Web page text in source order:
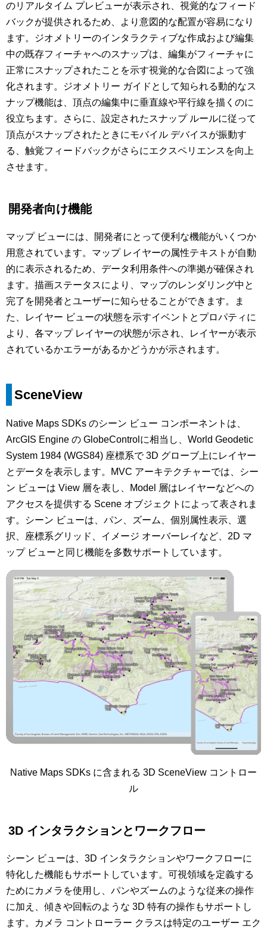
のリアルタイム プレビューが表示され、視覚的なフィード
バックが提供されるため、より意図的な配置が容易になり
ます。ジオメトリーのインタラクティブな作成および編集
中の既存フィーチャへのスナップは、編集がフィーチャに
正常にスナップされたことを示す視覚的な合図によって強
化されます。ジオメトリー ガイドとして知られる動的なス
ナップ機能は、頂点の編集中に垂直線や平行線を描くのに
役立ちます。さらに、設定されたスナップ ルールに従って
頂点がスナップされたときにモバイル デバイスが振動す
る、触覚フィードバックがさらにエクスペリエンスを向上
させます。
開発者向け機能
マップ ビューには、開発者にとって便利な機能がいくつか
用意されています。マップ レイヤーの属性テキストが自動
的に表示されるため、データ利用条件への準拠が確保され
ます。描画ステータスにより、マップのレンダリング中と
完了を開発者とユーザーに知らせることができます。ま
た、レイヤー ビューの状態を示すイベントとプロパティに
より、各マップ レイヤーの状態が示され、レイヤーが表示
されているかエラーがあるかどうかが示されます。
SceneView
Native Maps SDKs のシーン ビュー コンポーネントは、
ArcGIS Engine の GlobeControlに相当し、World Geodetic
System 1984 (WGS84) 座標系で 3D グローブ上にレイヤー
とデータを表示します。MVC アーキテクチャーでは、シー
ン ビューは View 層を表し、Model 層はレイヤーなどへの
アクセスを提供する Scene オブジェクトによって表されま
す。シーン ビューは、パン、ズーム、個別属性表示、選
択、座標系グリッド、イメージ オーバーレイなど、2D マ
ップ ビューと同じ機能を多数サポートしています。
Native Maps SDKs に含まれる 3D SceneView コントロー
ル
3D インタラクションとワークフロー
シーン ビューは、3D インタラクションやワークフローに
特化した機能もサポートしています。可視領域を定義する
ためにカメラを使用し、パンやズームのような従来の操作
に加え、傾きや回転のような 3D 特有の操作もサポートし
ます。カメラ コントローラー クラスは特定のユーザー エク